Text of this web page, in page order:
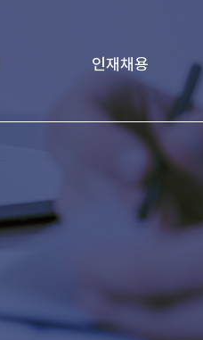
인재채용
채용공고